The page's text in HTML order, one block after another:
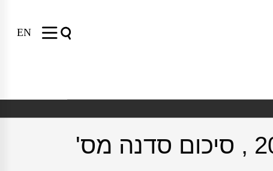
EN
חדשנות בישראל 2010- יישום תכנית ישראל 2028 , סיכום סדנה מס'